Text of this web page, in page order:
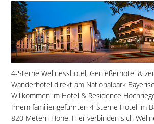
4-Sterne Wellnesshotel, Genießerhotel &
Wanderhotel direkt am Nationalpark
Willkommen im Hotel & Residence
Ihrem familiengeführten 4-Sterne Hotel im
820 Metern Höhe. Hier verbinden sich